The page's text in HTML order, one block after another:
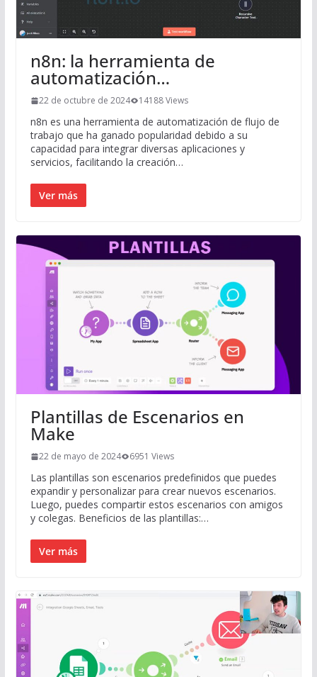
n8n: la herramienta de
automatización…
22 de octubre de 2024 14188 Views
n8n es una herramienta de automatización de flujo de
trabajo que ha ganado popularidad debido a su
capacidad para integrar diversas aplicaciones y
servicios, facilitando la creación…
Ver más
Plantillas de Escenarios en
Make
22 de mayo de 2024 6951 Views
Las plantillas son escenarios predefinidos que puedes
expandir y personalizar para crear nuevos escenarios.
Luego, puedes compartir estos escenarios con amigos
y colegas. Beneficios de las plantillas:…
Ver más